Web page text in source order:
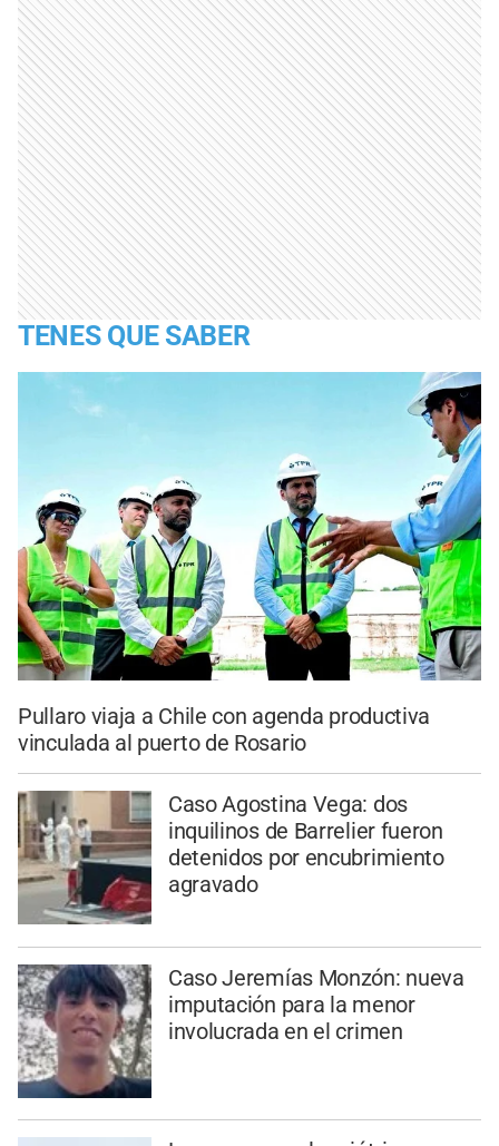
TENES QUE SABER
Pullaro viaja a Chile con agenda productiva
vinculada al puerto de Rosario
Caso Agostina Vega: dos
inquilinos de Barrelier fueron
detenidos por encubrimiento
agravado
Caso Jeremías Monzón: nueva
imputación para la menor
involucrada en el crimen